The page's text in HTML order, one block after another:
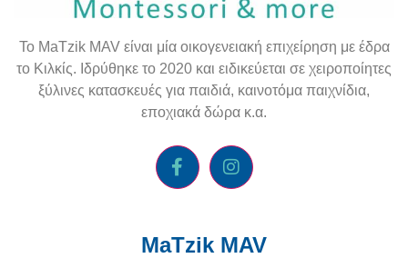
To MaTzik MAVείναι μία οικογενειακή επιχείρηση με έδρα
το Κιλκίς. Ιδρύθηκε το 2020 και ειδικεύεται σε χειροποίητες
ξύλινες κατασκευές για παιδιά, καινοτόμα παιχνίδια,
εποχιακά δώρα κ.α.
MaTzik MAV